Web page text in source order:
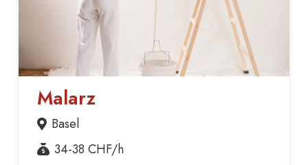
Malarz
Basel
34-38 CHF/h